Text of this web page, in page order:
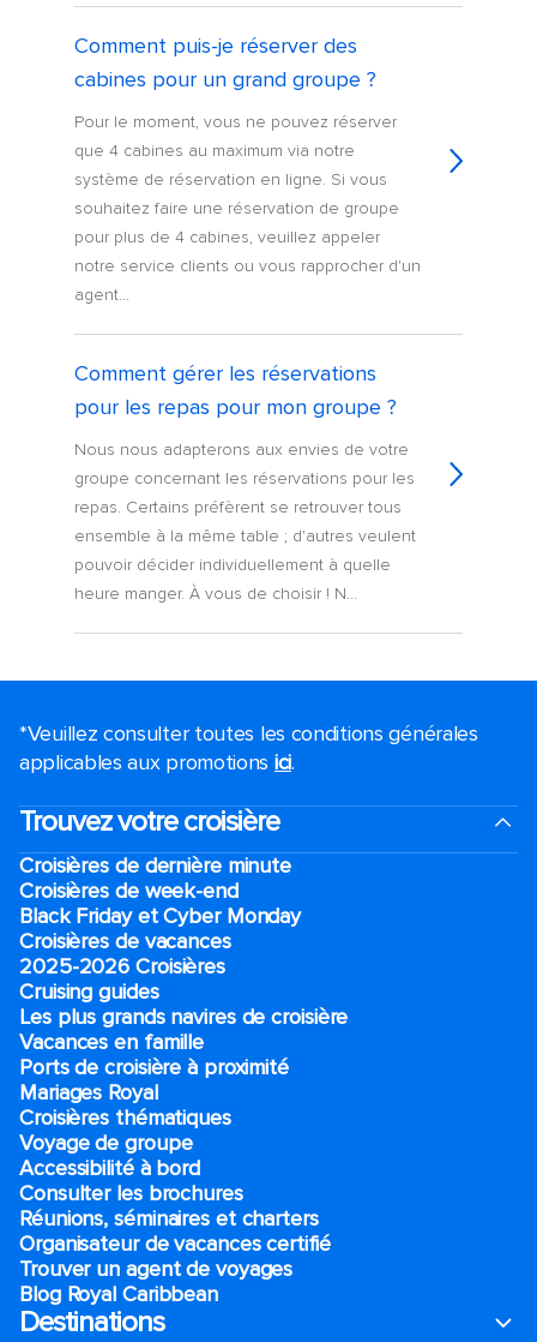
Comment puis-je réserver des
cabines pour un grand groupe ?
Pour le moment, vous ne pouvez réserver
que 4 cabines au maximum via notre
système de réservation en ligne. Si vous
souhaitez faire une réservation de groupe
pour plus de 4 cabines, veuillez appeler
notre service clients ou vous rapprocher d'un
agent...
Comment gérer les réservations
pour les repas pour mon groupe ?
Nous nous adapterons aux envies de votre
groupe concernant les réservations pour les
repas. Certains préfèrent se retrouver tous
ensemble à la même table ; d'autres veulent
pouvoir décider individuellement à quelle
heure manger. À vous de choisir ! N...
*Veuillez consulter toutes les conditions générales
applicables aux promotions ici.
Trouvez votre croisière
Croisières de dernière minute
Croisières de week-end
Black Friday et Cyber Monday
Croisières de vacances
2025-2026 Croisières
Cruising guides
Les plus grands navires de croisière
Vacances en famille
Ports de croisière à proximité
Mariages Royal
Croisières thématiques
Voyage de groupe​
Accessibilité à bord​
Consulter les brochures
Réunions, séminaires et charters
Organisateur de vacances certifié
Trouver un agent de voyages
Blog Royal Caribbean
Destinations